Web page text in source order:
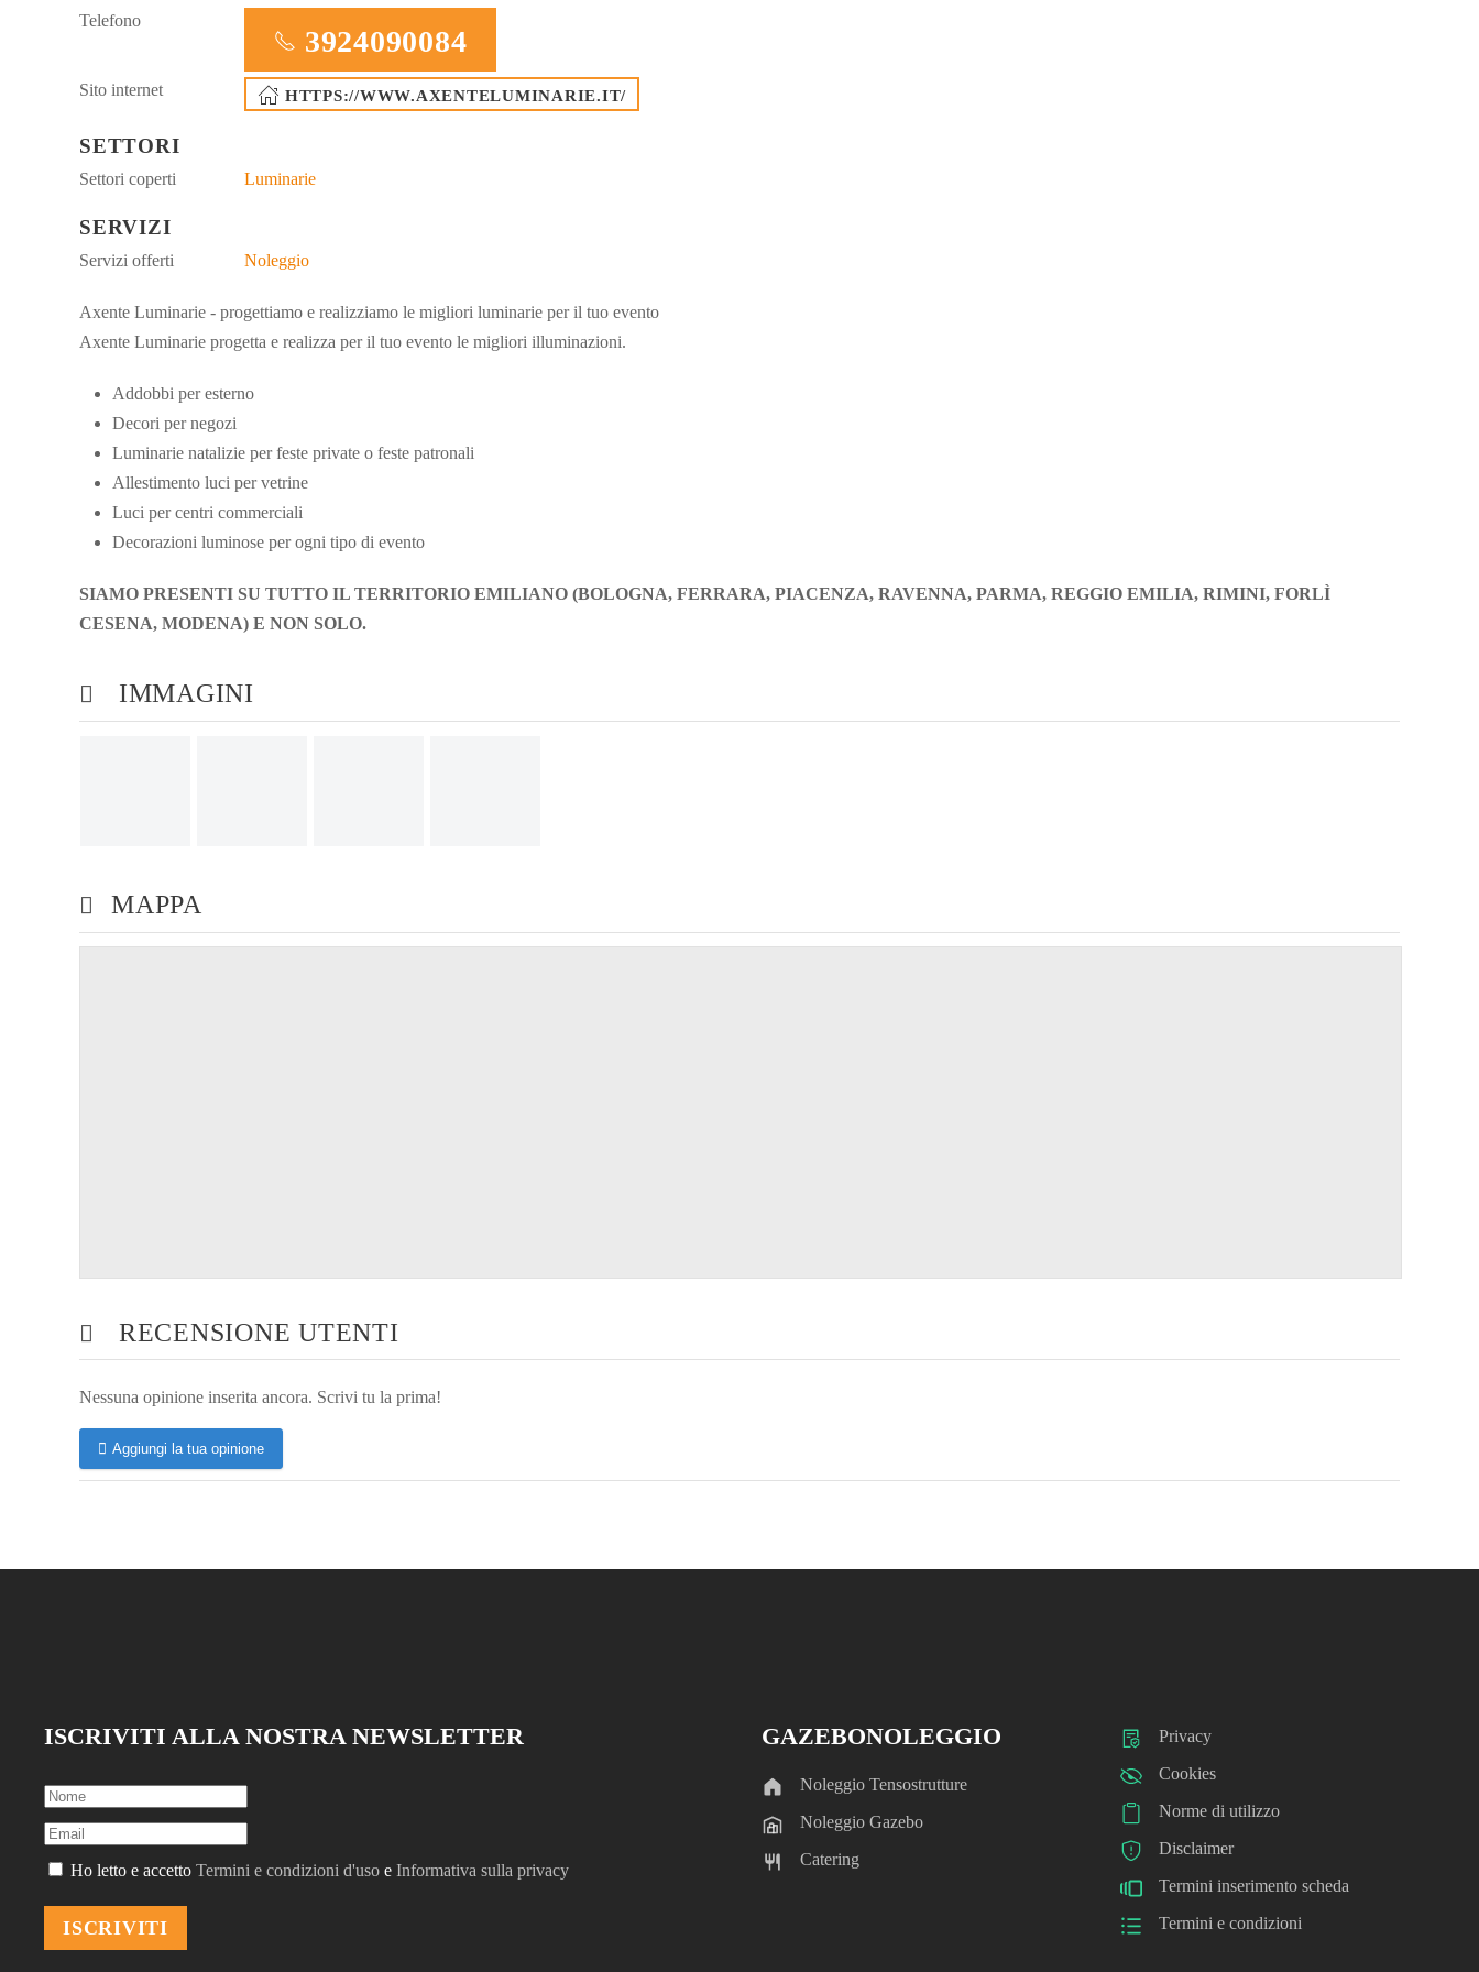
Telefono
3924090084
Sito internet HTTPS://WWW.AXENTELUMINARIE.IT/
SETTORI
Settori coperti Luminarie
SERVIZI
Servizi offerti Noleggio
Axente Luminarie - progettiamo e realizziamo le migliori luminarie per il tuo evento
Axente Luminarie progetta e realizza per il tuo evento le migliori illuminazioni.
Addobbi per esterno
Decori per negozi
Luminarie natalizie per feste private o feste patronali
Allestimento luci per vetrine
Luci per centri commerciali
Decorazioni luminose per ogni tipo di evento
SIAMO PRESENTI SU TUTTO IL TERRITORIO EMILIANO (BOLOGNA, FERRARA, PIACENZA, RAVENNA, PARMA, REGGIO EMILIA, RIMINI, FORLÌ
CESENA, MODENA) E NON SOLO.
IMMAGINI
MAPPA
RECENSIONE UTENTI
Nessuna opinione inserita ancora. Scrivi tu la prima!
Aggiungi la tua opinione
ISCRIVITI ALLA NOSTRA NEWSLETTER
Ho letto e accetto Termini e condizioni d'uso e Informativa sulla privacy
GAZEBONOLEGGIO
Noleggio Tensostrutture
Noleggio Gazebo
Catering
Privacy
Cookies
Norme di utilizzo
Disclaimer
Termini inserimento scheda
Termini e condizioni